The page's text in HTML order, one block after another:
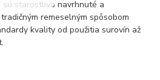
starostlivo navrhnuté a
remeselným spôsobom
kvality od použitia surovín až